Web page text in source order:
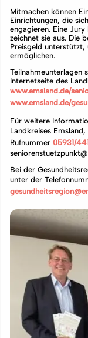
Mitmachen können
Einrichtungen, die
engagieren. Eine
zeichnet sie aus. Die
Preisgeld
ermöglichen.
Teilnahmeunterlagen
Internetseite des
www.emsland.de/
www.emsland.de/
Für weitere
Landkreises
Rufnummer 05931/
Bei der
unter der